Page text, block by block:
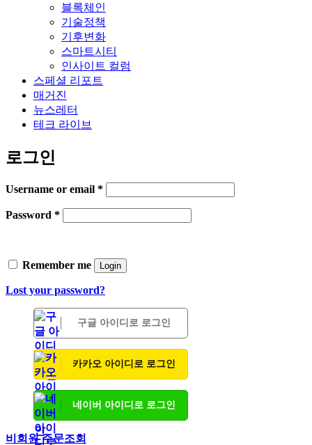
블록체인
기술정책
기후변화
스마트시티
인사이트 컬럼
스페셜 리포트
매거진
뉴스레터
테크 라이브
로그인
Username or email *
Password *
Remember me Login
Lost your password?
구글 아이디로 로그인
카카오 아이디로 로그인
네이버 아이디로 로그인
비회원 주문조회